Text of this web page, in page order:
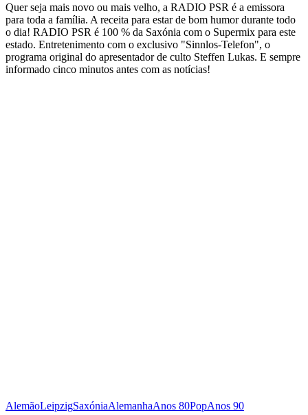
Quer seja mais novo ou mais velho, a RADIO PSR é a emissora
para toda a família. A receita para estar de bom humor durante todo
o dia! RADIO PSR é 100 % da Saxónia com o Supermix para este
estado. Entretenimento com o exclusivo "Sinnlos-Telefon", o
programa original do apresentador de culto Steffen Lukas. E sempre
informado cinco minutos antes com as notícias!
AlemãoLeipzigSaxóniaAlemanhaAnos 80PopAnos 90